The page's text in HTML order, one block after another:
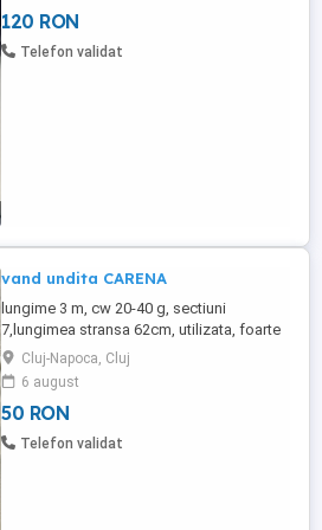
120 RON
Telefon validat
vand undita CARENA
lungime 3 m, cw 20-40 g, sectiuni
7,lungimea stransa 62cm, utilizata, foarte
usoara si flexibila. recomandata pt
incepatori si nu numai. mulineta nu este
inclusa in pretul afisat.
Cluj-Napoca, Cluj
6 august
50 RON
Telefon validat